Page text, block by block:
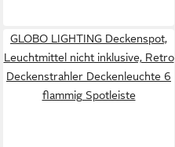
GLOBO LIGHTING Deckenspot,
Leuchtmittel nicht inklusive, Retro
Deckenstrahler Deckenleuchte 6
flammig Spotleiste